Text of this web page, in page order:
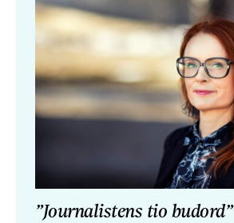
”Journalistens tio budord”